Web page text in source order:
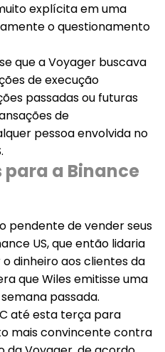
explícita em uma
o questionamento
que a Voyager buscava
de execução
passadas ou futuras
de
pessoa envolvida no
a Binance
pendente de vender seus
US, que então lidaria
dinheiro aos clientes da
que Wiles emitisse uma
passada.
até esta terça para
mais convincente contra